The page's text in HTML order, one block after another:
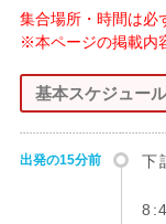
集合場所・時間は必
※本ページの掲載内
基本スケジュール
出発の15分前 下